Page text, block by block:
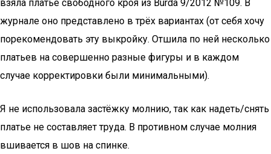
взяла платье свободного кроя из Burda 9/2012 №109. В
журнале оно представлено в трёх вариантах (от себя хочу
порекомендовать эту выкройку. Отшила по ней несколько
платьев на совершенно разные фигуры и в каждом
случае корректировки были минимальными).
Я не использовала застёжку молнию, так как надеть/снять
платье не составляет труда. В противном случае молния
вшивается в шов на спинке.